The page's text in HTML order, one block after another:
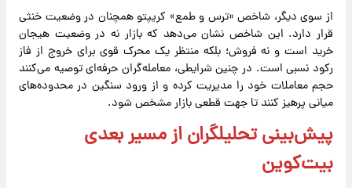
از سوی دیگر، شاخص «ترس و طمع» کریپتو همچنان در وضعیت خنثی
قرار دارد. این شاخص نشان می‌دهد که بازار نه در وضعیت هیجان
خرید است و نه فروش؛ بلکه منتظر یک محرک قوی برای خروج از فاز
رکود نسبی است. در چنین شرایطی، معامله‌گران حرفه‌ای توصیه می‌کنند
حجم معاملات خود را مدیریت کرده و از ورود سنگین در محدوده‌های
میانی پرهیز کنند تا جهت قطعی بازار مشخص شود.
پیش‌بینی تحلیلگران از مسیر بعدی
بیت‌کوین